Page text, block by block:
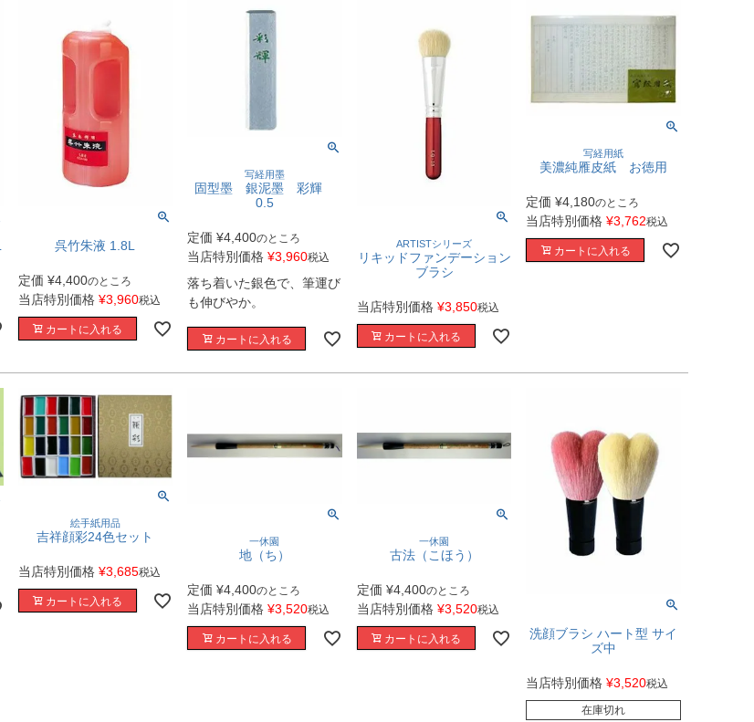
呉竹朱液 1.8L
定価 ¥4,400のところ
当店特別価格 ¥3,960税込
カートに入れる
写経用墨
固型墨 銀泥墨 彩輝
0.5
定価 ¥4,400のところ
当店特別価格 ¥3,960税込
落ち着いた銀色で、筆運び
も伸びやか。
カートに入れる
ARTISTシリーズ
リキッドファンデーション
ブラシ
当店特別価格 ¥3,850税込
カートに入れる
写経用紙
美濃純雁皮紙 お徳用
定価 ¥4,180のところ
当店特別価格 ¥3,762税込
カートに入れる
絵手紙用品
吉祥顔彩24色セット
当店特別価格 ¥3,685税込
カートに入れる
一休園
地（ち）
定価 ¥4,400のところ
当店特別価格 ¥3,520税込
カートに入れる
一休園
古法（こほう）
定価 ¥4,400のところ
当店特別価格 ¥3,520税込
カートに入れる
洗顔ブラシ ハート型 サイ
ズ中
当店特別価格 ¥3,520税込
在庫切れ